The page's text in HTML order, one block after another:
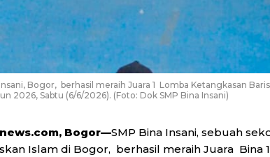
Bogor, berhasil meraih Juara 1 Lomba Ketangkasan
2026, Sabtu (6/6/2026). (Foto: Dok SMP Bina Insani)
Bogor—SMP Bina Insani, sebuah
Islam di Bogor, berhasil meraih Juara Bina